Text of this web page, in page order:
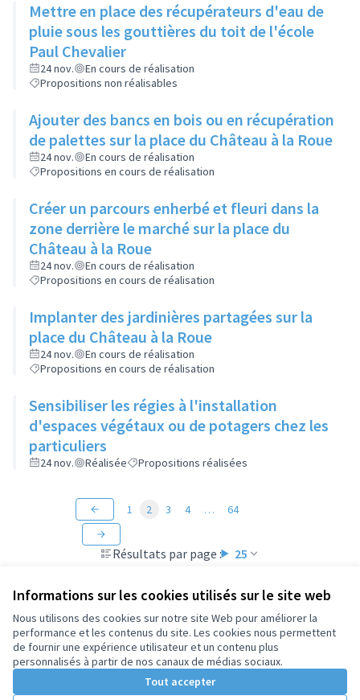
Informations sur les cookies utilisés sur le site web
Nous utilisons des cookies sur notre site Web pour améliorer la
performance et les contenus du site. Les cookies nous permettent
de fournir une expérience utilisateur et un contenu plus
personnalisés à partir de nos canaux de médias sociaux.
Tout accepter
Mettre en place des récupérateurs d'eau de
pluie sous les gouttières du toit de l'école
Paul Chevalier
24 nov.
En cours de réalisation
Propositions non réalisables
Ajouter des bancs en bois ou en récupération
de palettes sur la place du Château à la Roue
24 nov.
En cours de réalisation
Propositions en cours de réalisation
Créer un parcours enherbé et fleuri dans la
zone derrière le marché sur la place du
Château à la Roue
24 nov.
En cours de réalisation
Propositions en cours de réalisation
Implanter des jardinières partagées sur la
place du Château à la Roue
24 nov.
En cours de réalisation
Propositions en cours de réalisation
Sensibiliser les régies à l'installation
d'espaces végétaux ou de potagers chez les
particuliers
24 nov. Réalisée Propositions réalisées
Résultats par page : 25
1 2 3 4 … 64
Conditions d'utilisation
Paramètres des cookies